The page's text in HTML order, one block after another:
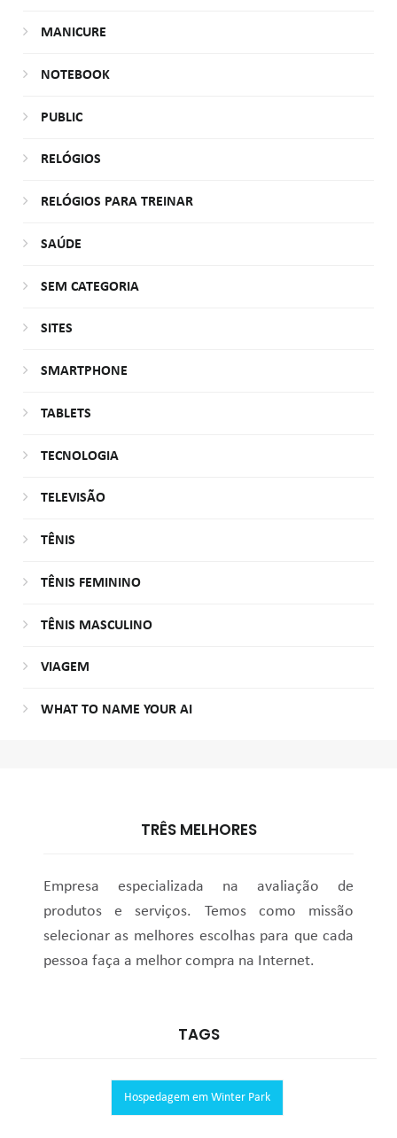
MANICURE
NOTEBOOK
PUBLIC
RELÓGIOS
RELÓGIOS PARA TREINAR
SAÚDE
SEM CATEGORIA
SITES
SMARTPHONE
TABLETS
TECNOLOGIA
TELEVISÃO
TÊNIS
TÊNIS FEMININO
TÊNIS MASCULINO
VIAGEM
WHAT TO NAME YOUR AI
TRÊS MELHORES
Empresa especializada na avaliação de
produtos e serviços. Temos como missão
selecionar as melhores escolhas para que cada
pessoa faça a melhor compra na Internet.
TAGS
Hospedagem em Winter Park